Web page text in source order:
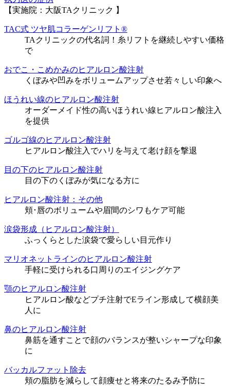
【実施院：大阪TAクリニック 】
TAC式 ツヤ肌コラーゲンリフト®
TAクリニックの代名詞！糸リフトを継続しやすい価格
で
おでこ・こめかみのヒアルロン酸注射
くぼみや凹みをボリュームアップさせ若々しい印象へ
ほうれい線のヒアルロン酸注射
オーダーメイド性の高いほうれい線ヒアルロン酸注入
を提供
ゴルゴ線のヒアルロン酸注射
ヒアルロン酸注入でハリを与えて老け顔を撃退
目の下のヒアルロン酸注射
目の下のくぼみが気になる方に
ヒアルロン酸注射：その他
頬･唇のボリュームや眉間のシワもケア可能
涙袋形成（ヒアルロン酸注射）
ふっくらとした涙袋で愛らしい目元作り
マリオネットラインのヒアルロン酸注射
手軽に受けられる口周りのエイジングケア
顎のヒアルロン酸注射
ヒアルロン酸などプチ注射でEライン形成して横顔美
人に
鼻のヒアルロン酸注射
鼻筋を通すことで顔のバランスが整いシャープな印象
に
バッカルファット除去
頬の脂肪を減らして顔痩せと将来のたるみ予防に